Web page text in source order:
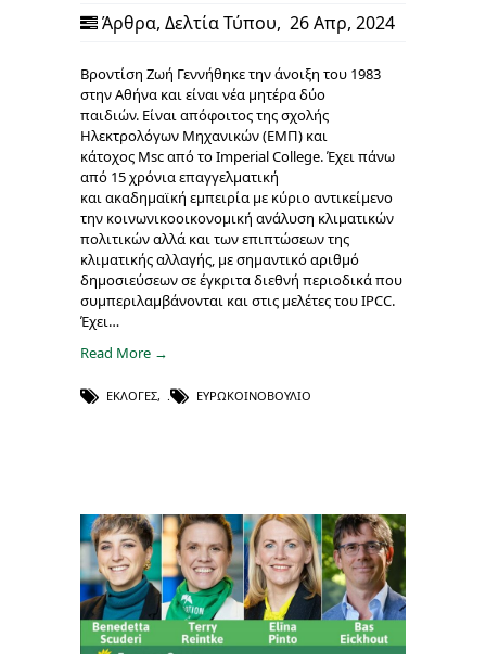
Άρθρα, Δελτία Τύπου, 26 Απρ, 2024
Βροντίση Ζωή Γεννήθηκε την άνοιξη του 1983
στην Αθήνα και είναι νέα μητέρα δύο
παιδιών. Είναι απόφοιτος της σχολής
Ηλεκτρολόγων Μηχανικών (ΕΜΠ) και
κάτοχος Msc από το Imperial College. Έχει πάνω
από 15 χρόνια επαγγελματική
και ακαδημαϊκή εμπειρία με κύριο αντικείμενο
την κοινωνικοοικονομική ανάλυση κλιματικών
πολιτικών αλλά και των επιπτώσεων της
κλιματικής αλλαγής, με σημαντικό αριθμό
δημοσιεύσεων σε έγκριτα διεθνή περιοδικά που
συμπεριλαμβάνονται και στις μελέτες του IPCC.
Έχει…
Read More →
ΕΚΛΟΓΈΣ, ΕΥΡΩΚΟΙΝΟΒΟΎΛΙΟ